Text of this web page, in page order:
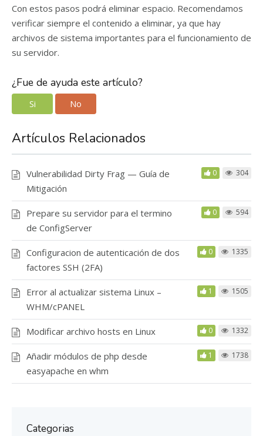
Con estos pasos podrá eliminar espacio. Recomendamos
verificar siempre el contenido a eliminar, ya que hay
archivos de sistema importantes para el funcionamiento de
su servidor.
¿Fue de ayuda este artículo?
Si No
Artículos Relacionados
Vulnerabilidad Dirty Frag — Guía de
Mitigación
0 304
Prepare su servidor para el termino
de ConfigServer
0 594
Configuracion de autenticación de dos
factores SSH (2FA)
0 1335
Error al actualizar sistema Linux –
WHM/cPANEL
1 1505
Modificar archivo hosts en Linux 0 1332
Añadir módulos de php desde
easyapache en whm
1 1738
Categorias